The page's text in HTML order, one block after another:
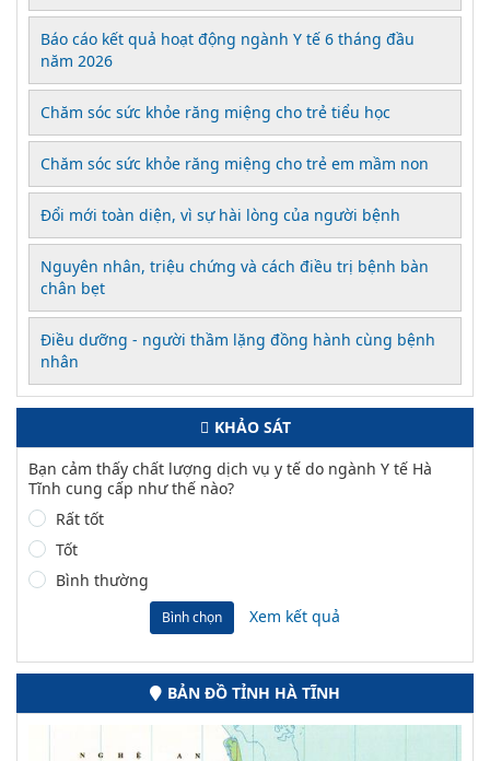
Báo cáo kết quả hoạt động ngành Y tế 6 tháng đầu
năm 2026
Chăm sóc sức khỏe răng miệng cho trẻ tiểu học
Chăm sóc sức khỏe răng miệng cho trẻ em mầm non
Đổi mới toàn diện, vì sự hài lòng của người bệnh
Nguyên nhân, triệu chứng và cách điều trị bệnh bàn
chân bẹt
Điều dưỡng - người thầm lặng đồng hành cùng bệnh
nhân
KHẢO SÁT
Bạn cảm thấy chất lượng dịch vụ y tế do ngành Y tế Hà
Tĩnh cung cấp như thế nào?
Rất tốt
Tốt
Bình thường
Bình chọn Xem kết quả
BẢN ĐỒ TỈNH HÀ TĨNH